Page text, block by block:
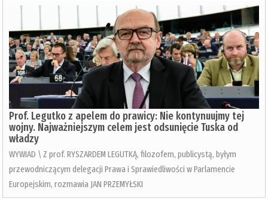
Prof. Legutko z apelem do prawicy: Nie kontynuujmy tej
wojny. Najważniejszym celem jest odsunięcie Tuska od
władzy
WYWIAD \ Z prof. RYSZARDEM LEGUTKĄ, filozofem, publicystą, byłym
przewodniczącym delegacji Prawa i Sprawiedliwości w Parlamencie
Europejskim, rozmawia JAN PRZEMYŁSKI